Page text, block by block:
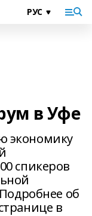
в Уфе
экономику
спикеров
об
в